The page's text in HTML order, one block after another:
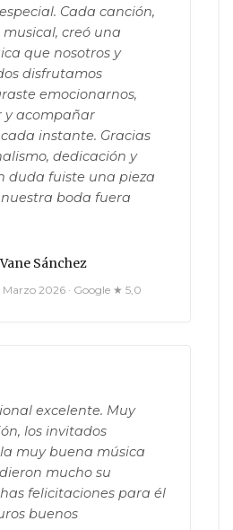
Cada canción,
creó una
que nosotros y
disfrutamos
emocionarnos,
y acompañar
instante. Gracias
dedicación y
duda fuiste una pieza
boda fuera
Sánchez
2026 · Google ★ 5,0
excelente. Muy
los invitados
muy buena música
mucho su
felicitaciones para él
buenos